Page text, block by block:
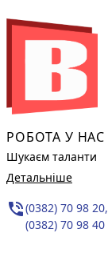
РОБОТА У НАС
Шукаєм таланти
Детальніше
phone_in_talk(0382) 70 98 20,
(0382) 70 98 40